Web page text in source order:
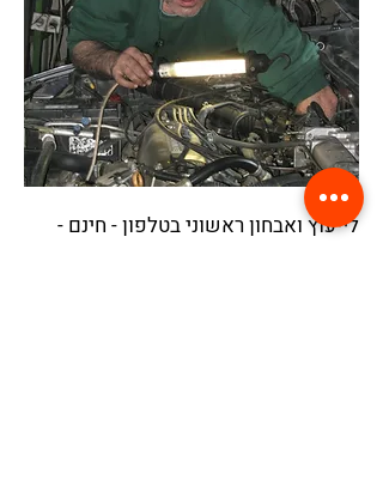
לייעוץ ואבחון ראשוני בטלפון - חינם -